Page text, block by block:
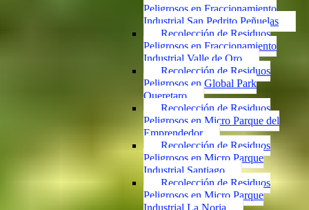
Peligrosos en Fraccionamiento
Industrial San Pedrito Peñuelas
Recolección de Residuos
Peligrosos en Fraccionamiento
Industrial Valle de Oro
Recolección de Residuos
Peligrosos en Global Park
Queretaro
Recolección de Residuos
Peligrosos en Micro Parque del
Emprendedor
Recolección de Residuos
Peligrosos en Micro Parque
Industrial Santiago
Recolección de Residuos
Peligrosos en Micro Parque
Industrial La Noria